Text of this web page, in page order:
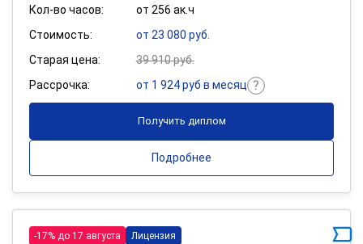
Кол-во часов:
от 256 ак.ч
Стоимость:
от 23 080 руб.
Старая цена:
39 910 руб.
Рассрочка:
от 1 924 руб в месяц
Получить диплом
Подробнее
-17% до 17 августа Лицензия